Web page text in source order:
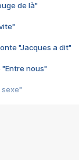
de là"
"Jacques a dit"
"Entre nous"
sexe"